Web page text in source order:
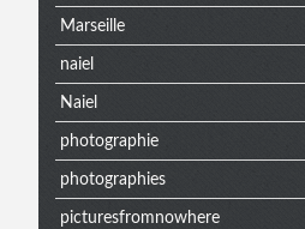
Marseille
naiel
Naiel
photographie
photographies
picturesfromnowhere